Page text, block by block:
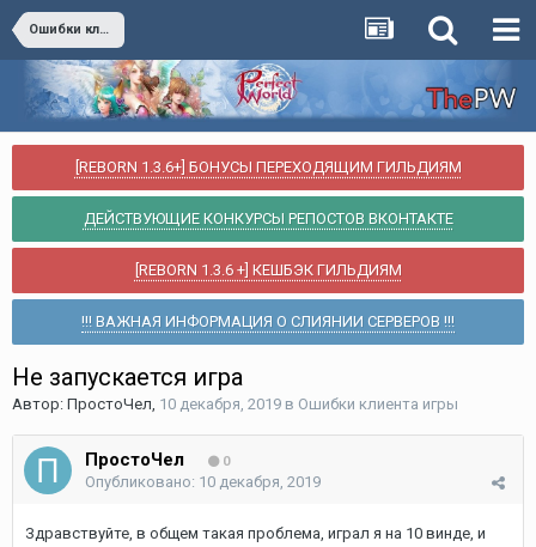
Ошибки клиента игры
[REBORN 1.3.6+] БОНУСЫ ПЕРЕХОДЯЩИМ ГИЛЬДИЯМ
ДЕЙСТВУЮЩИЕ КОНКУРСЫ РЕПОСТОВ ВКОНТАКТЕ
[REBORN 1.3.6 +] КЕШБЭК ГИЛЬДИЯМ
!!! ВАЖНАЯ ИНФОРМАЦИЯ О СЛИЯНИИ СЕРВЕРОВ !!!
Не запускается игра
Автор: ПростоЧел, 10 декабря, 2019 в Ошибки клиента игры
ПростоЧел 0
Опубликовано: 10 декабря, 2019
Здравствуйте, в общем такая проблема, играл я на 10 винде, и